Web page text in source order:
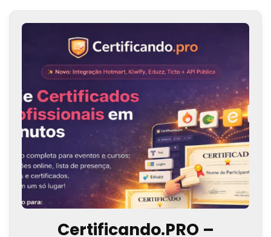
Certificando.PRO –